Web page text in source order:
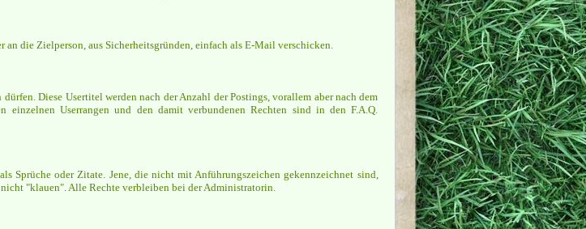
die Zielperson, aus Sicherheitsgründen, einfach als E-Mail verschicken.
Diese Usertitel werden nach der Anzahl der Postings, vorallem aber nach dem
Userrangen und den damit verbundenen Rechten sind in den F.A.Q.
Sprüche oder Zitate. Jene, die nicht mit Anführungszeichen gekennzeichnet sind,
"klauen". Alle Rechte verbleiben bei der Administratorin.